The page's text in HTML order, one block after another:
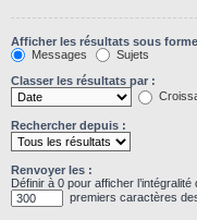
Afficher les résultats sous
Messages
Sujets
Classer les résultats par :
Rechercher depuis :
Renvoyer les :
Définir à 0 pour afficher l’intégralité
premiers caractères